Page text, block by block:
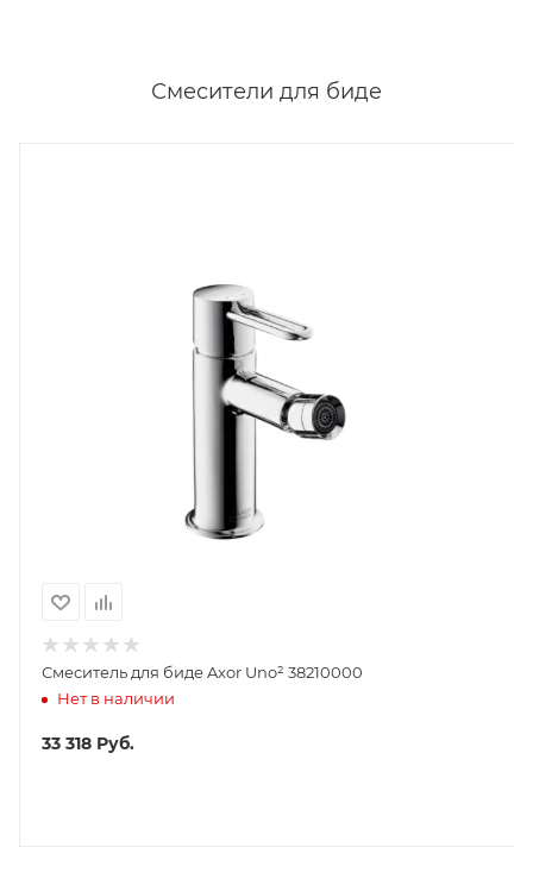
Смесители для биде
Смеситель для биде Axor Uno² 38210000
Нет в наличии
33 318 Руб.